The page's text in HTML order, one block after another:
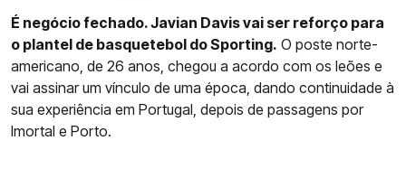
É negócio fechado. Javian Davis vai ser reforço para
o plantel de basquetebol do Sporting. O poste norte-
americano, de 26 anos, chegou a acordo com os leões e
vai assinar um vínculo de uma época, dando continuidade à
sua experiência em Portugal, depois de passagens por
Imortal e Porto.